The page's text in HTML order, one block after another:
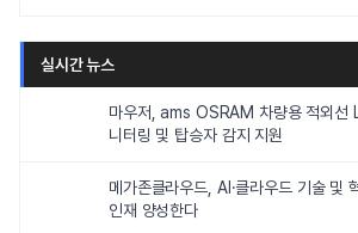
실시간 뉴스
마우저, ams OSRAM 차량용 적외선
니터링 및 탑승자 감지 지원
메가존클라우드, AI·클라우드 기술 및
인재 양성한다